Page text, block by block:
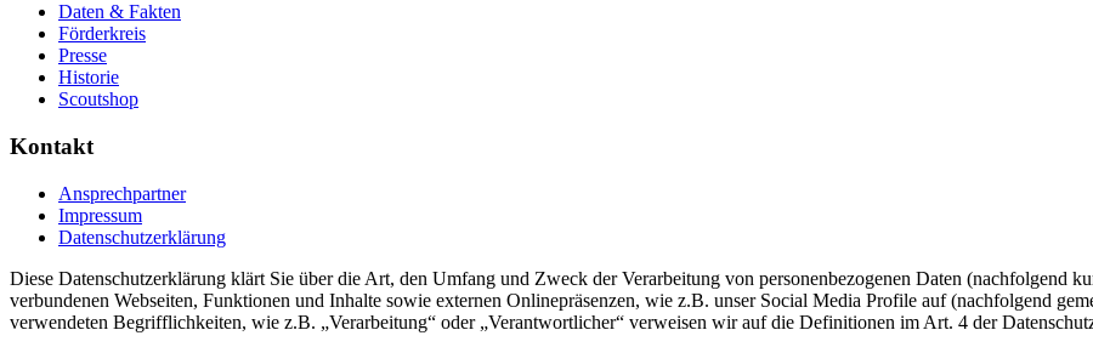
Daten & Fakten
Förderkreis
Presse
Historie
Scoutshop
Kontakt
Ansprechpartner
Impressum
Datenschutzerklärung
Diese Datenschutzerklärung klärt Sie über die Art, den Umfang und Zweck der Verarbeitung von personenbezogenen Daten (nachfolgend
verbundenen Webseiten, Funktionen und Inhalte sowie externen Onlinepräsenzen, wie z.B. unser Social Media Profile auf (nachfolgend
verwendeten Begrifflichkeiten, wie z.B. „Verarbeitung“ oder „Verantwortlicher“ verweisen wir auf die Definitionen im Art. 4 der